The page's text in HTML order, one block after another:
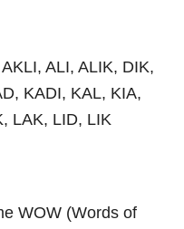
ALI, ALIK, DIK,
KADI, KAL, KIA,
LAK, LID, LIK
WOW (Words of